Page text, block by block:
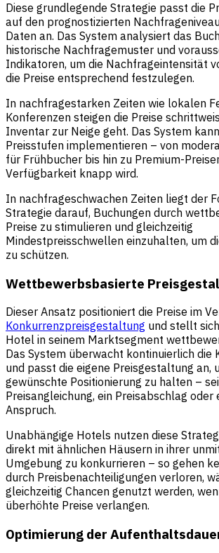
Diese grundlegende Strategie passt die
auf den prognostizierten
Daten an. Das System analysiert das
historische Nachfragemuster und
Indikatoren, um die Nachfrageintensität
die Preise entsprechend festzulegen.
In nachfragestarken Zeiten wie lokalen
Konferenzen steigen die Preise
Inventar zur Neige geht. Das System
Preisstufen implementieren – von
für Frühbucher bis hin zu Premium-
Verfügbarkeit knapp wird.
In nachfrageschwachen Zeiten liegt der
Strategie darauf, Buchungen durch
Preise zu stimulieren und gleichzeitig
Mindestpreisschwellen einzuhalten, um
zu schützen.
Wettbewerbsbasierte
Dieser Ansatz positioniert die Preise im
Konkurrenzpreisgestaltung und stellt
Hotel in seinem Marktsegment
Das System überwacht kontinuierlich die
und passt die eigene Preisgestaltung an,
gewünschte Positionierung zu halten –
Preisangleichung, ein Preisabschlag oder
Anspruch.
Unabhängige Hotels nutzen diese
direkt mit ähnlichen Häusern in ihrer
Umgebung zu konkurrieren – so gehen
durch Preisbenachteiligungen verloren,
gleichzeitig Chancen genutzt werden,
überhöhte Preise verlangen.
Optimierung der